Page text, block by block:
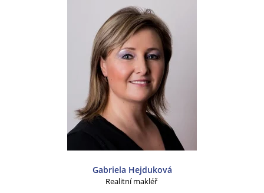
Gabriela Hejduková
Realitní makléř